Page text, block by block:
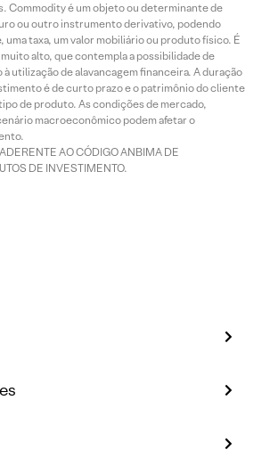
Commodity é um objeto ou determinante de
ou outro instrumento derivativo, podendo
taxa, um valor mobiliário ou produto físico. É
alto, que contempla a possibilidade de
utilização de alavancagem financeira. A duração
é de curto prazo e o patrimônio do cliente
de produto. As condições de mercado,
macroeconômico podem afetar o
AO CÓDIGO ANBIMA DE
DE INVESTIMENTO.